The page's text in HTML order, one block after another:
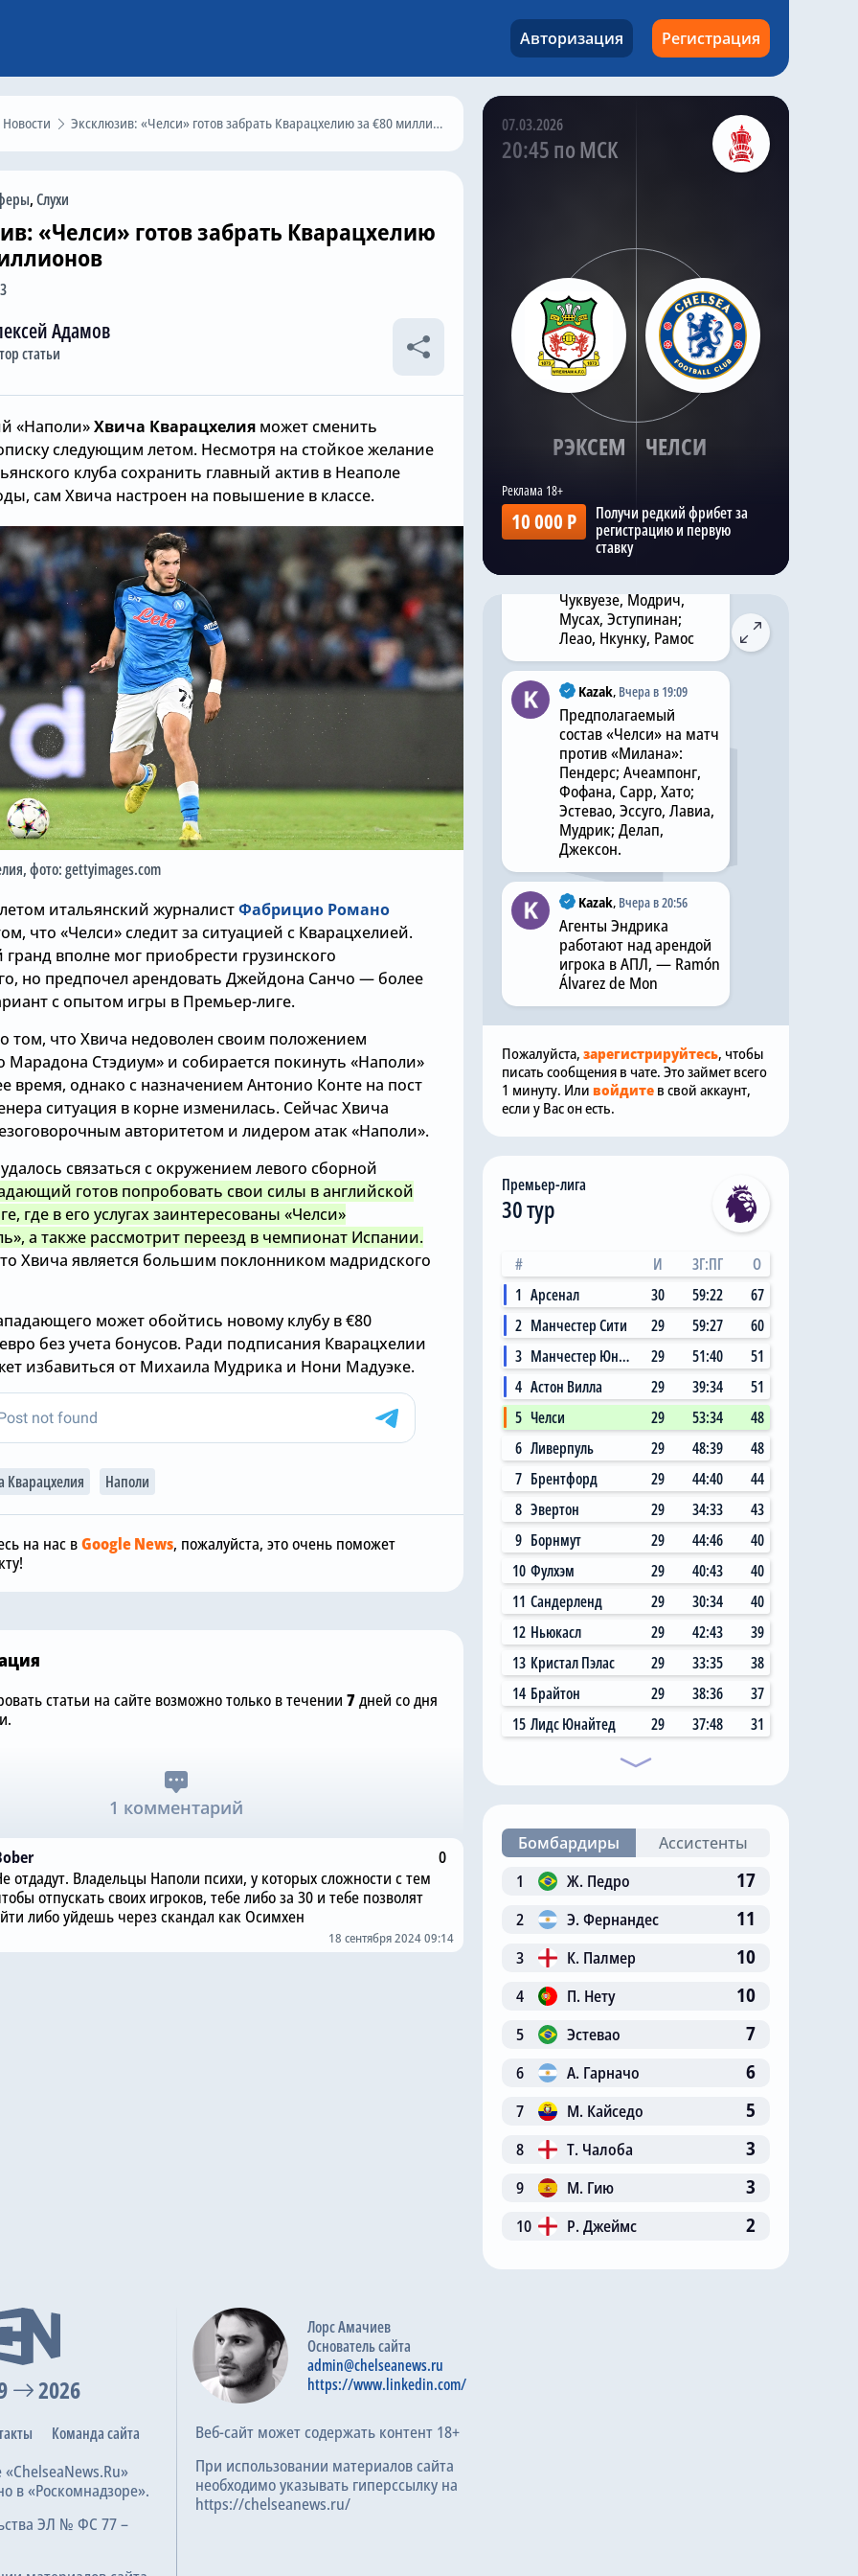
Авторизация Регистрация
Новости Эксклюзив: «Челси» готов забрать Кварацхелию за €80 миллионов
,Слухи
«Челси» готов забрать Кварацхелию
Адамов
статьи
«Наполи»Хвича Кварацхелия может сменить
следующим летом. Несмотря на стойкое желание
клуба сохранить главный актив в Неаполе
сам Хвича настроен на повышение в классе.
, фото: gettyimages.com
итальянский журналистФабрицио Романо
что «Челси» следит за ситуацией с Кварацхелией.
вполне мог приобрести грузинского
но предпочел арендовать Джейдона Санчо — более
с опытом игры в Премьер-лиге.
том, что Хвича недоволен своим положением
Марадона Стэдиум» и собирается покинуть «Наполи»
время, однако с назначением Антонио Конте на пост
ситуация в корне изменилась. Сейчас Хвича
авторитетом и лидером атак «Наполи».
удалось связаться с окружением левого сборной
готов попробовать свои силы в английской
где в его услугах заинтересованы «Челси»
а также рассмотрит переезд в чемпионат Испании.
Хвича является большим поклонником мадридского
может обойтись новому клубу в €80
без учета бонусов. Ради подписания Кварацхелии
избавиться от Михаила Мудрика и Нони Мадуэке.
Кварацхелия Наполи
на нас вGoogle News, пожалуйста, это очень поможет
Зачем Джош Ачимпонг из
«Челси» понадобился
отреагировал на
шокирующую цену в
размере £75 млн за звезду
Вчера, 11:14
Главный любитель
«привозов» в «Челси»
рад, что он теперь не
самый «старый дядя» в
клубе
статьи на сайте возможно только в течении 7дней со дня
1 комментарий
0
отдадут. Владельцы Наполи психи, у которых сложности с тем
отпускать своих игроков, тебе либо за 30 и тебе позволят
либо уйдешь через скандал как Осимхен
18 сентября 2024 09:14
07.03.2026
20:45 по МСК
РЭКСЕМ ЧЕЛСИ
10 000 Р
Получи редкий фрибет за
регистрацию и первую
ставку
переговоры с «Кристал
Пэлас» о возможном
переходе
высококлассного
полузащитника Адама
Уортона, продолжая
поиски долгосрочного
усиления в центре
инсайдера «Челси»
Саймона Филлипса,
«синие» возобновили
переговоры с «Кристал
Пэлас», пытаясь
изучить возможность
подписания контракта
с игроком сборной
Англии до закрытия
трансферного окна.
Прогнозируемый
состав «Милана» на
матч с «Челси»:
Терраччано; Томори,
Габбия, Павлович;
Чуквуезе, Модрич,
Мусах, Эступинан;
Леао, Нкунку, Рамос
Kazak, Вчера в 19:09
Предполагаемый
состав «Челси» на матч
против «Милана»:
Пендерс; Ачеампонг,
Фофана, Сарр, Хато;
Эстевао, Эссуго, Лавиа,
Мудрик; Делап,
Джексон.
Kazak, Вчера в 20:56
Агенты Эндрика
работают над арендой
игрока в АПЛ, — Ramón
Álvarez de Mon
Пожалуйста, зарегистрируйтесь, чтобы
писать сообщения в чате. Это займет всего
1 минуту. Или войдите в свой аккаунт,
если у Вас он есть.
Премьер-лига
30 тур
# И ЗГ:ПГ
О
1 Арсенал 30 59:22
67
2 Манчестер Сити 29 59:27
60
3
Манчестер Юнайтед 29 51:40
51
4 Астон Вилла 29 39:34
51
5 Челси 29 53:34
48
6 Ливерпуль 29 48:39
48
7 Брентфорд 29 44:40
44
8 Эвертон 29 34:33
43
9 Борнмут 29 44:46
40
10 Фулхэм 29 40:43
40
11 Сандерленд 29 30:34
40
12 Ньюкасл 29 42:43
39
13 Кристал Пэлас 29 33:35
38
14 Брайтон 29 38:36
37
15 Лидс Юнайтед 29 37:48 31
Бомбардиры
Ассистенты
1
Ж. Педро 17
2 Э. Фернандес 11
3 К. Палмер 10
4 П. Нету 10
5 Эстевао 7
6 А. Гарначо 6
7 М. Кайседо 5
8 Т. Чалоба 3
9 М. Гию 3
10 Р. Джеймс 2
2026
Команда сайта
в «Роскомнадзоре».
ЭЛ № ФС 77 –
Лорс Амачиев
Основатель сайта
admin@chelseanews.ru
https://www.linkedin.com/
Веб-сайт может содержать контент 18+
При использовании материалов сайта
необходимо указывать гиперссылку на
https://chelseanews.ru/